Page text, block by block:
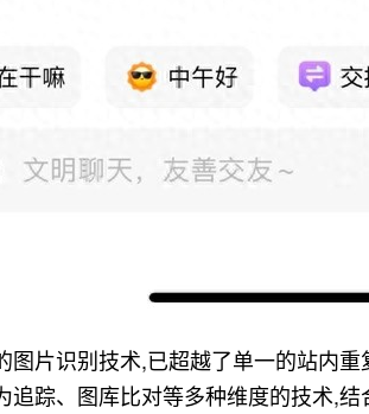
图片识别技术,已超越了单一的站内
追踪、图库比对等多种维度的技术,